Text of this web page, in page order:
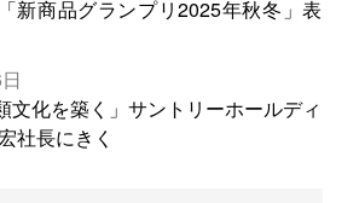
新商品グランプリ2025年秋冬」表
文化を築く」サントリーホールディ
社長にきく